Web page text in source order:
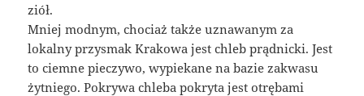
ziół.
Mniej modnym, chociaż także uznawanym za
lokalny przysmak Krakowa jest chleb prądnicki. Jest
to ciemne pieczywo, wypiekane na bazie zakwasu
żytniego. Pokrywa chleba pokryta jest otrębami